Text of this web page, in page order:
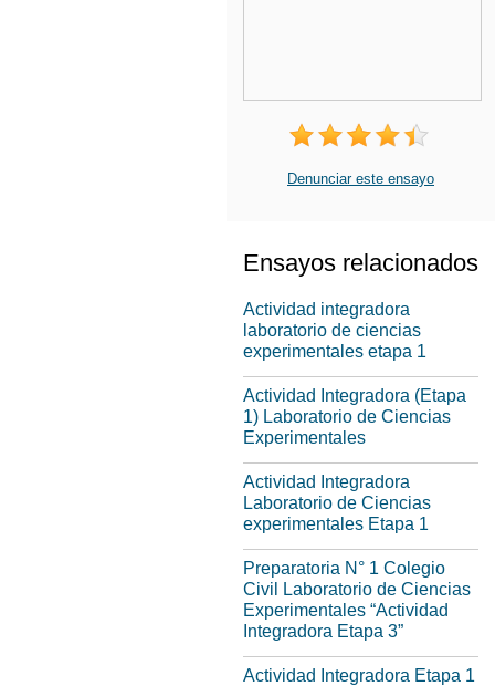
Denunciar este ensayo
Ensayos relacionados
Actividad integradora
laboratorio de ciencias
experimentales etapa 1
Actividad Integradora (Etapa
1) Laboratorio de Ciencias
Experimentales
Actividad Integradora
Laboratorio de Ciencias
experimentales Etapa 1
Preparatoria N° 1 Colegio
Civil Laboratorio de Ciencias
Experimentales “Actividad
Integradora Etapa 3”
Actividad Integradora Etapa 1